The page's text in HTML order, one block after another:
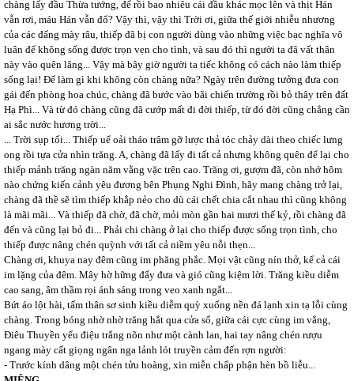
chàng lấy đầu Thừa tướng, để rồi bao nhiêu cái đầu khác mọc lên và thịt Hán
vẫn rơi, máu Hán vẫn đổ? Vậy thì, vậy thì Trời ơi, giữa thế giới nhiễu nhương
của các đấng mày râu, thiếp đã bị con người dùng vào những việc bạc nghĩa vô
luân để không sống được trọn vẹn cho tình, và sau đó thì người ta đã vất thân
này vào quên lãng... Vậy mà bây giờ người ta tiếc không có cách nào làm thiếp
sống lại! Để làm gì khi không còn chàng nữa? Ngày trên đường tưởng đưa con
gái đến phòng hoa chúc, chàng đã bước vào bãi chiến trường rồi bỏ thây trên đất
Hạ Phì... Và từ đó chàng cũng đã cướp mất đi đời thiếp, từ đó đời cũng chẳng cần
ai sắc nước hương trời...
... Trời sụp tối... Thiếp uể oải tháo trâm gỡ lược thả tóc chảy dài theo chiếc lưng
ong rồi tựa cửa nhìn trăng. A, chàng đã lấy đi tất cả nhưng không quên để lại cho
thiếp mảnh trăng ngàn năm vằng vặc trên cao. Trăng ơi, gượm đã, còn nhớ hôm
nào chứng kiến cảnh yêu đương bên Phụng Nghi Đình, hãy mang chàng trở lại,
chàng đã thề sẽ tìm thiếp khắp nẻo cho dù cái chết chia cắt nhau thì cũng không
là mãi mãi... Và thiếp đã chờ, đã chờ, mỏi mòn gần hai mươi thế kỷ, rồi chàng đã
đến và cũng lại bỏ đi... Phải chi chàng ở lại cho thiếp được sống trọn tình, cho
thiếp được nâng chén quỳnh với tất cả niềm yêu nỗi thẹn...
Chàng ơi, khuya nay đêm cũng im phăng phắc. Mọi vật cũng nín thở, kể cả cái
im lặng của đêm. Mây hờ hững đẩy đưa và gió cũng kiệm lời. Trăng kiều diễm
cao sang, âm thầm rọi ánh sáng trong veo xanh ngắt...
Bứt áo lột hài, tấm thân sơ sinh kiều diễm quỳ xuống nền đá lạnh xin tạ lỗi cùng
chàng. Trong bóng nhờ nhờ trăng hắt qua cửa sổ, giữa cái cực cùng im vắng,
Điêu Thuyền yểu điệu trắng nõn như một cành lan, hai tay nâng chén rượu
ngang mày cất giọng ngân nga lảnh lót truyền cảm đến rợn người:
- Trước kính dâng một chén tửu hoàng, xin miễn chấp phận hèn bồ liễu...